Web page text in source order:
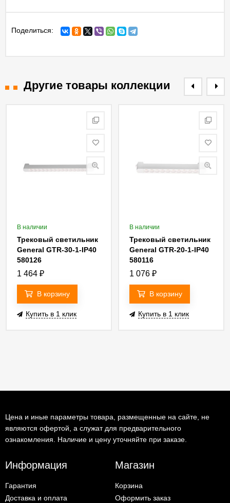
Поделиться:
Другие товары коллекции
В наличии
Трековый светильник
General GTR-30-1-IP40
580126
1 464 ₽
В корзину
Купить в 1 клик
В наличии
Трековый светильник
General GTR-20-1-IP40
580116
1 076 ₽
В корзину
Купить в 1 клик
Цена и иные параметры товара, размещенные на сайте, не
являются офертой, а служат для предварительного
ознакомления. Наличие и цену уточняйте при заказе.
Информация
Гарантия
Доставка и оплата
Магазин
Корзина
Оформить заказ